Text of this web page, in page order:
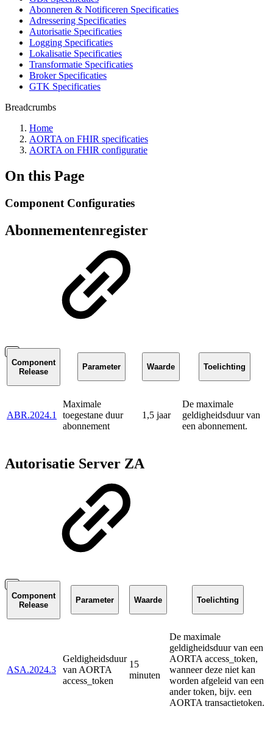
Abonneren & Notificeren Specificaties
Adressering Specificaties
Autorisatie Specificaties
Logging Specificaties
Lokalisatie Specificaties
Transformatie Specificaties
Broker Specificaties
GTK Specificaties
Breadcrumbs
Home
AORTA on FHIR specificaties
AORTA on FHIR configuratie
On this Page
Component Configuraties
Abonnementenregister
Component
Release
Parameter Waarde Toelichting
ABR.2024.1
Maximale
toegestane duur
abonnement
1,5 jaar
De maximale
geldigheidsduur van
een abonnement.
Autorisatie Server ZA
Component
Release
Parameter Waarde Toelichting
ASA.2024.3
Geldigheidsduur
van AORTA
access_token
15
minuten
De maximale
geldigheidsduur van een
AORTA access_token,
wanneer deze niet kan
worden afgeleid van een
ander token, bijv. een
AORTA transactietoken.